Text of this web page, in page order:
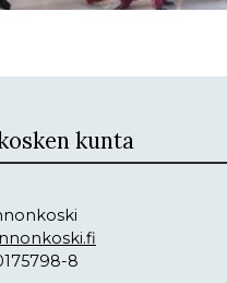
kunta
8